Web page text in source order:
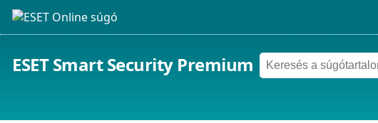
ESET Smart Security Premium